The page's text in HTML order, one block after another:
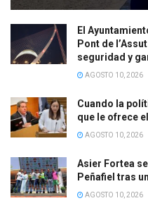
El
Pont de
seguridad y
AGOSTO 10, 2026
Cuando la
que le ofrece
AGOSTO 10, 2026
Asier Fortea
Peñafiel tras
AGOSTO 10, 2026